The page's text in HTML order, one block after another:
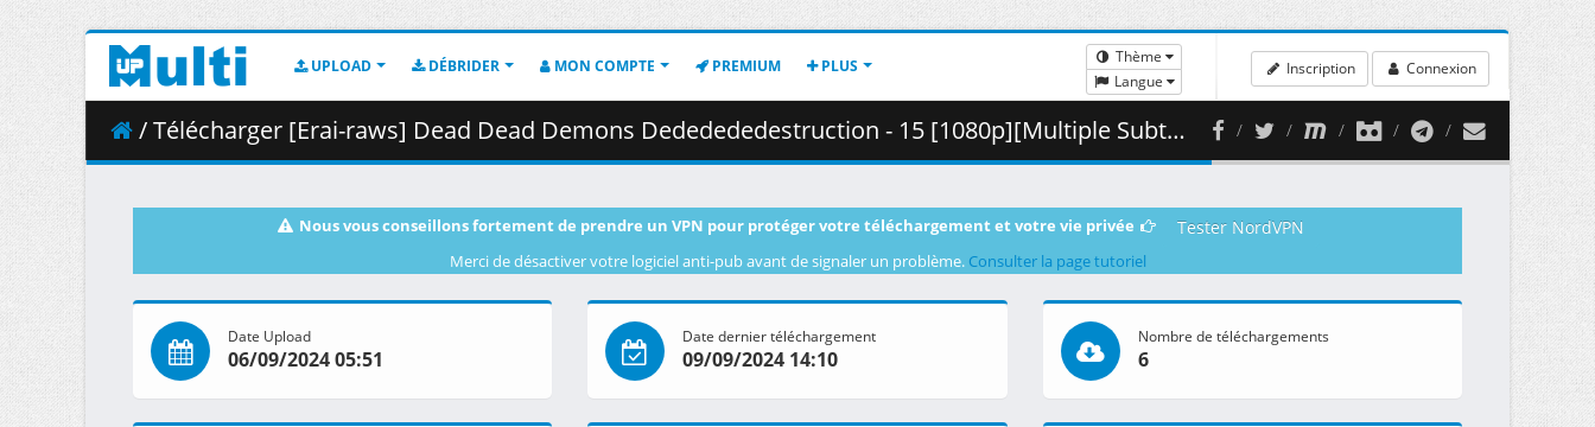
UPLOAD DÉBRIDER MON COMPTE PREMIUM PLUS
Thème
Langue
Inscription Connexion
/ Télécharger [Erai-raws] Dead Dead Demons Dededededestruction - 15 [1080p][Multiple Subtitle][E635AF20].mkv.001 ( 478.59 MB )
Nous vous conseillons fortement de prendre un VPN pour protéger votre téléchargement et votre vie privée Tester NordVPN
Merci de désactiver votre logiciel anti-pub avant de signaler un problème. Consulter la page tutoriel
Date Upload
06/09/2024 05:51
Date dernier téléchargement
09/09/2024 14:10
Nombre de téléchargements
6